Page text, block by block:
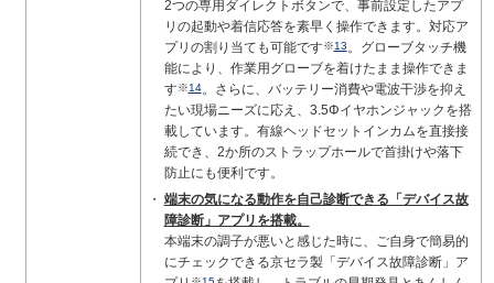
2つの専用ダイレクトボタンで、事前設定したアプ
リの起動や着信応答を素早く操作できます。対応ア
プリの割り当ても可能です※13。グローブタッチ機
能により、作業用グローブを着けたまま操作できま
す※14。さらに、バッテリー消費や電波干渉を抑え
たい現場ニーズに応え、3.5Φイヤホンジャックを搭
載しています。有線ヘッドセットインカムを直接接
続でき、2か所のストラップホールで首掛けや落下
防止にも便利です。
端末の気になる動作を自己診断できる「デバイス故
障診断」アプリを搭載。
本端末の調子が悪いと感じた時に、ご自身で簡易的
にチェックできる京セラ製「デバイス故障診断」ア